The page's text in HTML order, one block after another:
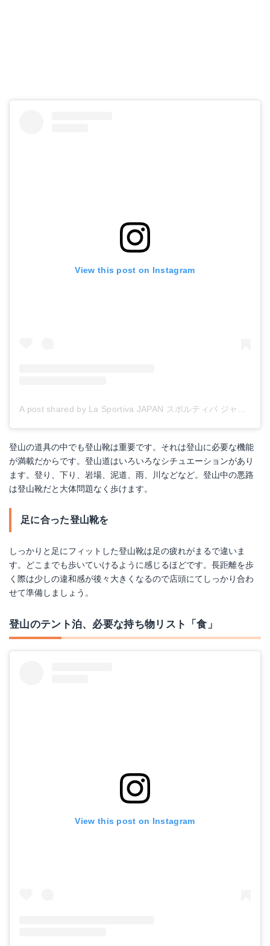
View this post on Instagram
A post shared by La Sportiva JAPAN スポルティバ ジャパン (@lasportivajp)
登山の道具の中でも登山靴は重要です。それは登山に必要な機能
が満載だからです。登山道はいろいろなシチュエーションがあり
ます。登り、下り、岩場、泥道、雨、川などなど。登山中の悪路
は登山靴だと大体問題なく歩けます。
足に合った登山靴を
しっかりと足にフィットした登山靴は足の疲れがまるで違いま
す。どこまでも歩いていけるように感じるほどです。長距離を歩
く際は少しの違和感が後々大きくなるので店頭にてしっかり合わ
せて準備しましょう。
登山のテント泊、必要な持ち物リスト「食」
View this post on Instagram